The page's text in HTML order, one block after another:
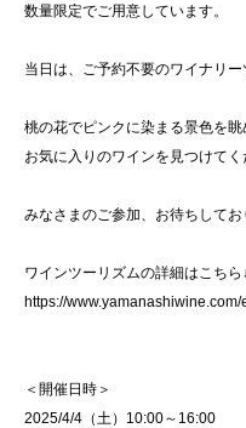
数量限定でご用意しています。
当日は、ご予約不要のワイナリ
桃の花でピンクに染まる景色を眺
お気に入りのワインを見つけてく
みなさまのご参加、お待ちしてお
ワインツーリズムの詳細はこちら
https://www.yamanashiwine.com/
＜開催日時＞
2025/4/4（土）10:00～16:00